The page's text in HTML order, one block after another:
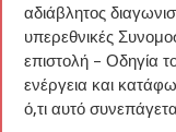
αδιάβλητος
υπερεθνικές
επιστολή – Οδηγία
ενέργεια και
ό,τι αυτό